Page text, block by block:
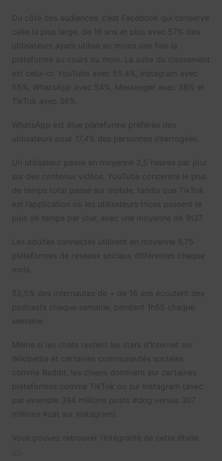
Du côté des audiences, c’est Facebook qui conserve
celle la plus large, de 16 ans et plus avec 57% des
utilisateurs ayant utilisé au moins une fois la
plateforme au cours du mois. La suite du classement
est celui-ci: YouTube avec 55,4%, Instagram avec
55%, WhatsApp avec 54%, Messenger avec 38% et
TikTok avec 36%.
WhatsApp est élue plateforme préférée des
utilisateurs pour 17,4% des personnes interrogées.
Un utilisateur passe en moyenne 2,5 heures par jour
sur des contenus vidéos. YouTube concentre le plus
de temps total passé sur mobile, tandis que TikTok
est l’application où les utilisateurs·trices passent le
plus de temps par jour, avec une moyenne de 1h37.
Les adultes connectés utilisent en moyenne 6,75
plateformes de réseaux sociaux différentes chaque
mois.
52,5% des internautes de + de 16 ans écoutent des
podcasts chaque semaine, pendant 1h55 chaque
semaine.
Même si les chats restent les stars d’Internet sur
Wikipedia et certaines communautés sociales
comme Reddit, les chiens dominent sur certaines
plateformes comme TikTok ou sur Instagram (avec
par exemple 394 millions posts #dog versus 307
millions #cat sur Instagram).
Vous pouvez retrouver l’intégralité de cette étude